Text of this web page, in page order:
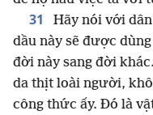
31
Hãy nói với
dầu này sẽ được
đời này sang đời khác.
da thịt loài người,
công thức ấy. Đó là